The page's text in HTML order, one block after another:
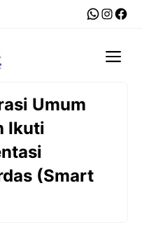
Umum
Ikuti
(Smart